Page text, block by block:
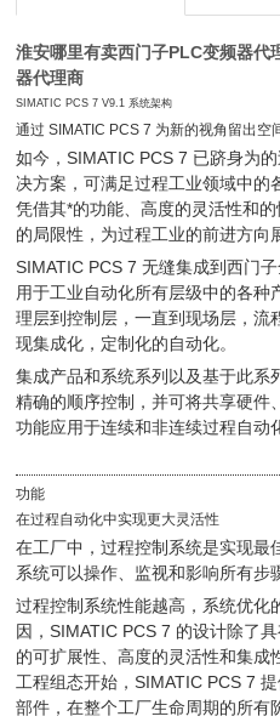
淮安哪里有卖西门子PLC变频器代
器代理商
SIMATIC PCS 7 V9.1 系统架构
通过 SIMATIC PCS 7 为新的视角留出空
如今，SIMATIC PCS 7 已跻身为
决方案，可满足过程工业领域中的
凭借其*的功能、高度的灵活性和
的局限性，为过程工业的前进方向
SIMATIC PCS 7 无缝集成到西门
用于工业自动化所有层级中的各种
理层到控制层，一直到现场层，流
现集成化，定制化的自动化。
集成产品和系统系列以及基于此系
精确的顺序控制，并可将共享硬件
功能应用于连续和非连续过程自动
功能
在过程自动化中实现更大灵活性
在工厂中，过程控制系统是实现最
系统可以操作、监视和影响所有步
过程控制系统性能越高，系统优化
因，SIMATIC PCS 7 的设计除了
的可扩展性、高度的灵活性和集成
工程组态开始，SIMATIC PCS 7
部件，在整个工厂生命周期的所有